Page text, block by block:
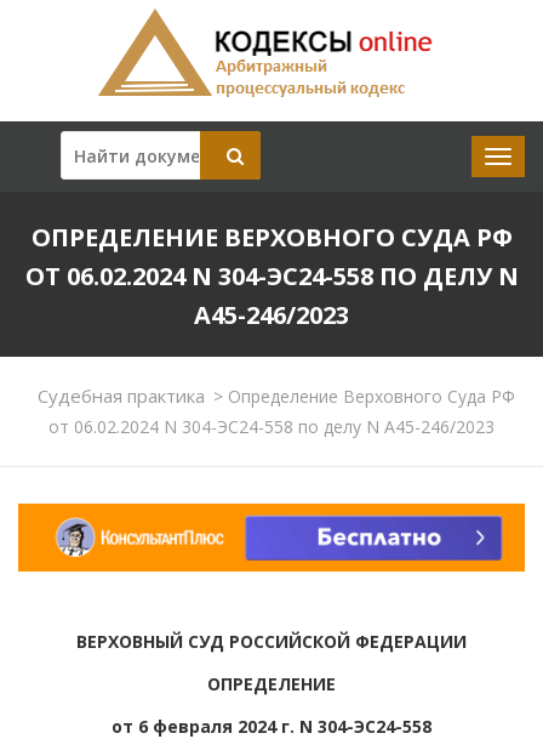
ОПРЕДЕЛЕНИЕ ВЕРХОВНОГО СУДА РФ
ОТ 06.02.2024 N 304-ЭС24-558 ПО ДЕЛУ N
А45-246/2023
Судебная практика >Определение Верховного Суда РФ
от 06.02.2024 N 304-ЭС24-558 по делу N А45-246/2023
ВЕРХОВНЫЙ СУД РОССИЙСКОЙ ФЕДЕРАЦИИ
ОПРЕДЕЛЕНИЕ
от 6 февраля 2024 г. N 304-ЭС24-558